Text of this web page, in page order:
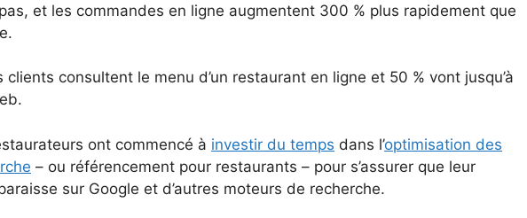
et les commandes en ligne augmentent 300 % plus rapidement que
clients consultent le menu d’un restaurant en ligne et 50 % vont jusqu’à
ont commencé à investir du temps dans l’optimisation des
– ou référencement pour restaurants – pour s’assurer que leur
sur Google et d’autres moteurs de recherche.